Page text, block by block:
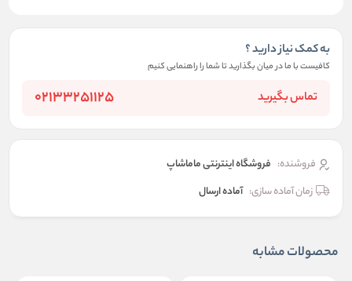
به کمک نیاز دارید ؟
کافیست با ما در میان بگذارید تا شما را راهنمایی کنیم
تماس بگیرید 02133251125
فروشنده: فروشگاه اینترنتی ماماشاپ
زمان آماده سازی: آماده ارسال
محصولات مشابه